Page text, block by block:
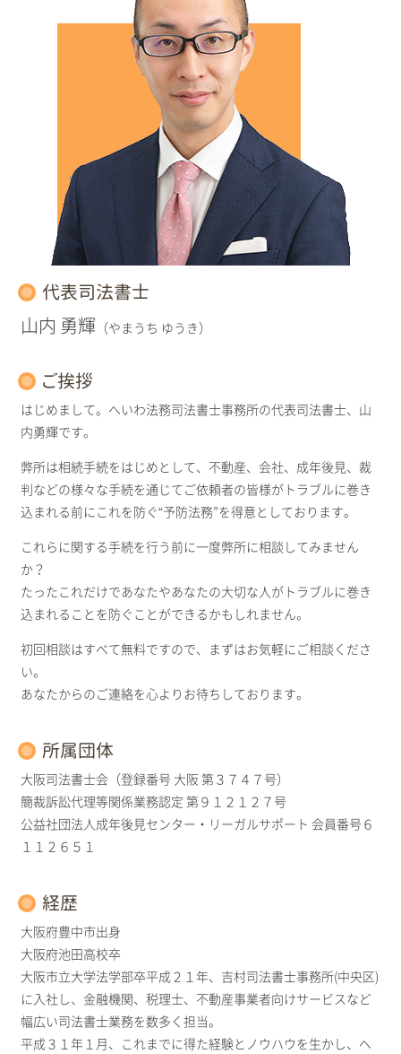
代表司法書士
山内 勇輝 （やまうち ゆうき）
ご挨拶
はじめまして。へいわ法務司法書士事務所の代表司法書士、山
内勇輝です。
弊所は相続手続をはじめとして、不動産、会社、成年後見、裁
判などの様々な手続を通じてご依頼者の皆様がトラブルに巻き
込まれる前にこれを防ぐ“予防法務”を得意としております。
これらに関する手続を行う前に一度弊所に相談してみません
か？
たったこれだけであなたやあなたの大切な人がトラブルに巻き
込まれることを防ぐことができるかもしれません。
初回相談はすべて無料ですので、まずはお気軽にご相談くださ
い。
あなたからのご連絡を心よりお待ちしております。
所属団体
大阪司法書士会（登録番号 大阪 第３７４７号）
簡裁訴訟代理等関係業務認定 第９１２１２７号
公益社団法人成年後見センター・リーガルサポート 会員番号６
１１２６５１
経歴
大阪府豊中市出身
大阪府池田高校卒
大阪市立大学法学部卒平成２１年、吉村司法書士事務所(中央区)
に入社し、金融機関、税理士、不動産事業者向けサービスなど
幅広い司法書士業務を数多く担当。
平成３１年１月、これまでに得た経験とノウハウを生かし、へ